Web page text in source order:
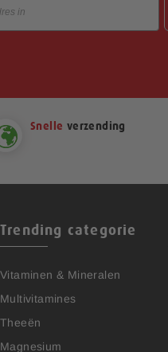
Snelle verzending
Trending categorie
Vitaminen & Mineralen
Multivitamines
Theeën
Magnesium